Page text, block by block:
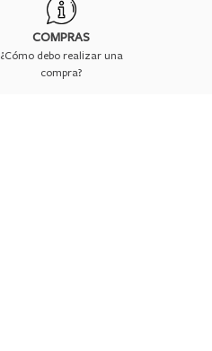
COMPRAS
¿Cómo debo realizar una
compra?